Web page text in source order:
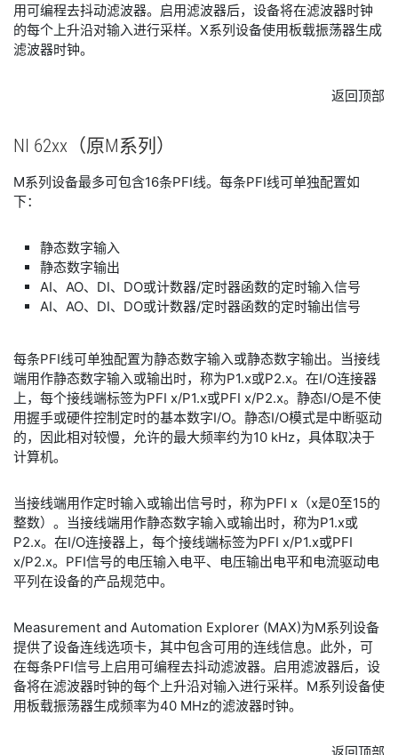
用可编程去抖动滤波器。启用滤波器后，设备将在滤波器时钟
的每个上升沿对输入进行采样。X系列设备使用板载振荡器生成
滤波器时钟。
返回顶部
NI 62xx （原M系列）
M系列设备最多可包含16条PFI线。每条PFI线可单独配置如
下：
静态数字输入
静态数字输出
AI、AO、DI、DO或计数器/定时器函数的定时输入信号
AI、AO、DI、DO或计数器/定时器函数的定时输出信号
每条PFI线可单独配置为静态数字输入或静态数字输出。当接线
端用作静态数字输入或输出时，称为P1.x或P2.x。在I/O连接器
上，每个接线端标签为PFI x/P1.x或PFI x/P2.x。静态I/O是不使
用握手或硬件控制定时的基本数字I/O。静态I/O模式是中断驱动
的，因此相对较慢，允许的最大频率约为10 kHz，具体取决于
计算机。
当接线端用作定时输入或输出信号时，称为PFI x（x是0至15的
整数）。当接线端用作静态数字输入或输出时，称为P1.x或
P2.x。在I/O连接器上，每个接线端标签为PFI x/P1.x或PFI
x/P2.x。PFI信号的电压输入电平、电压输出电平和电流驱动电
平列在设备的产品规范中。
Measurement and Automation Explorer (MAX)为M系列设备
提供了设备连线选项卡，其中包含可用的连线信息。此外，可
在每条PFI信号上启用可编程去抖动滤波器。启用滤波器后，设
备将在滤波器时钟的每个上升沿对输入进行采样。M系列设备使
用板载振荡器生成频率为40 MHz的滤波器时钟。